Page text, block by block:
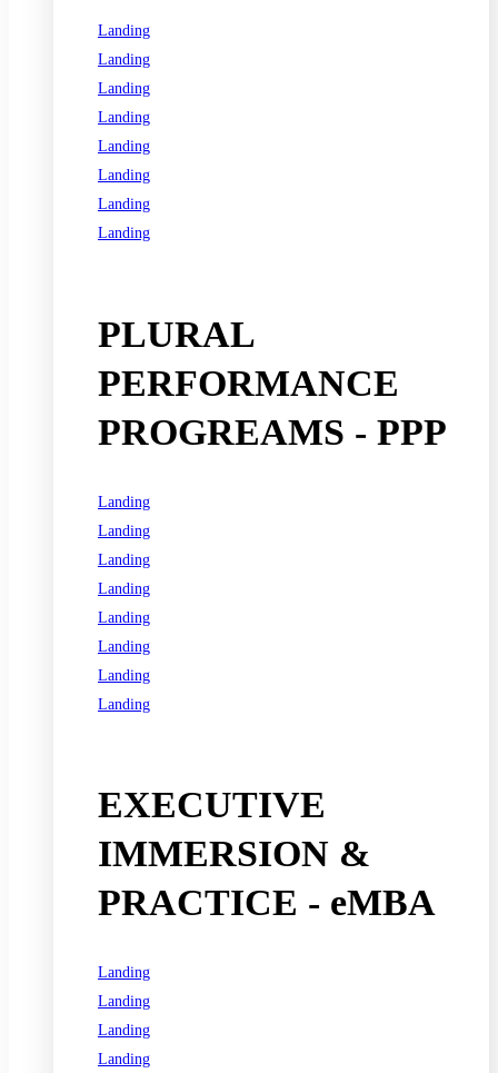
Landing
Landing
Landing
Landing
Landing
Landing
Landing
Landing
PLURAL
PERFORMANCE
PROGREAMS - PPP
Landing
Landing
Landing
Landing
Landing
Landing
Landing
Landing
EXECUTIVE
IMMERSION &
PRACTICE - eMBA
Landing
Landing
Landing
Landing